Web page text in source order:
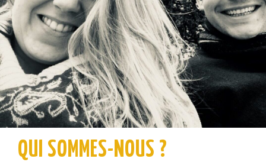
QUI SOMMES-NOUS ?